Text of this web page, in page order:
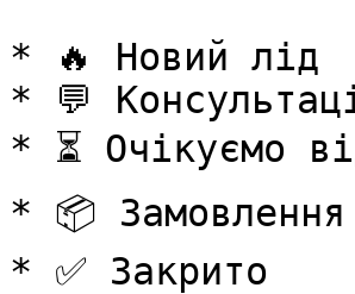
* 🔥 Новий лід
* 💬
* ⏳ Очікуємо
* 📦 Замовлення
* ✅ Закрито